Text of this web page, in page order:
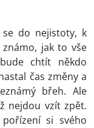
do nejistoty, k
jak to vše
chtít někdo
čas změny a
břeh. Ale
nejdou vzít zpět.
si svého